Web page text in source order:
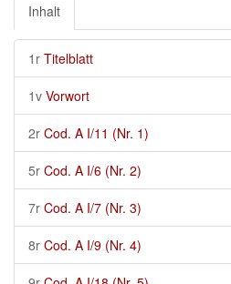
Inhalt
1r Titelblatt
1v Vorwort
2r Cod. A I/11 (Nr. 1)
5r Cod. A I/6 (Nr. 2)
7r Cod. A I/7 (Nr. 3)
8r Cod. A I/9 (Nr. 4)